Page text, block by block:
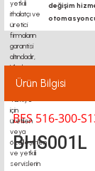
değişim
Ürün Bilgisi
BES 516-300-
BHS001L